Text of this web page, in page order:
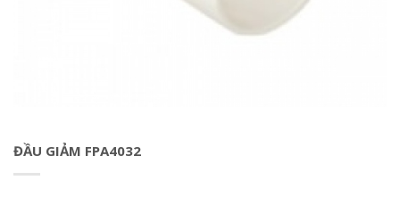
ĐẦU GIẢM FPA4032